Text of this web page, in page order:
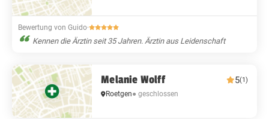
Bewertung von Guido·
Kennen die Ärztin seit 35 Jahren. Ärztin aus Leidenschaft
Melanie Wolff 5(1)
Roetgen● geschlossen